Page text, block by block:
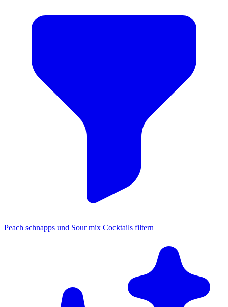
Peach schnapps und Sour mix Cocktails filtern